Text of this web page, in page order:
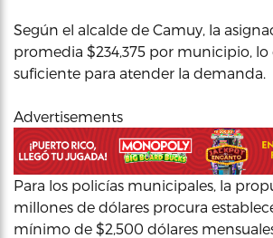
Según el alcalde de Camuy, la
promedia $234,375 por municipio, lo
suficiente para atender la demanda.
Advertisements
Para los policías municipales, la
millones de dólares procura
mínimo de $2,500 dólares